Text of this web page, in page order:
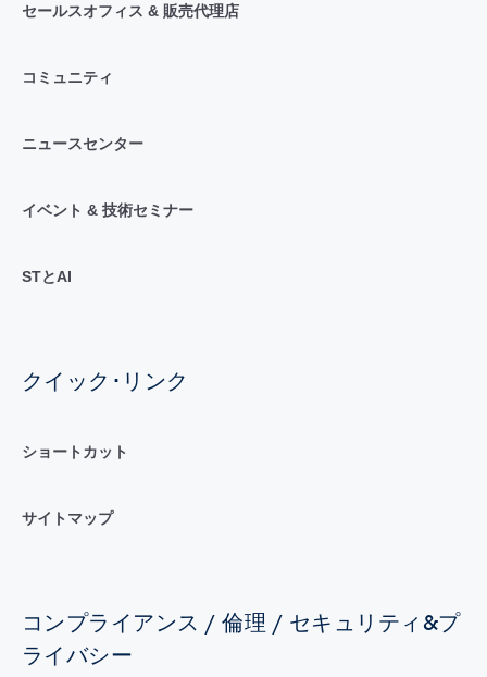
セールスオフィス & 販売代理店
コミュニティ
ニュースセンター
イベント & 技術セミナー
STとAI
クイック･リンク
ショートカット
サイトマップ
コンプライアンス / 倫理 / セキュリティ&プ
ライバシー